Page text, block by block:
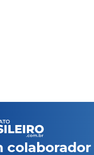
colaborador